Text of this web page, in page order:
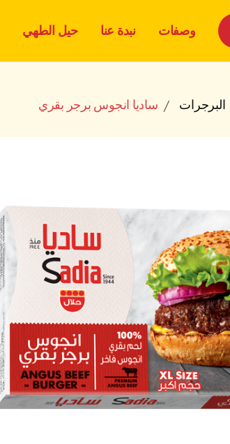
وصفات نبدة عنا حيل الطهي
البرجرات ساديا انجوس برجر بقري